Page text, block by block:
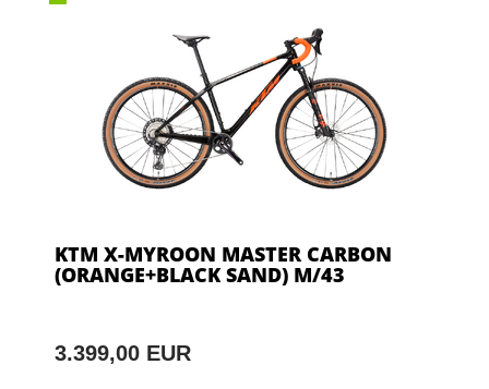
KTM X-MYROON MASTER CARBON
(ORANGE+BLACK SAND) M/43
3.399,00 EUR